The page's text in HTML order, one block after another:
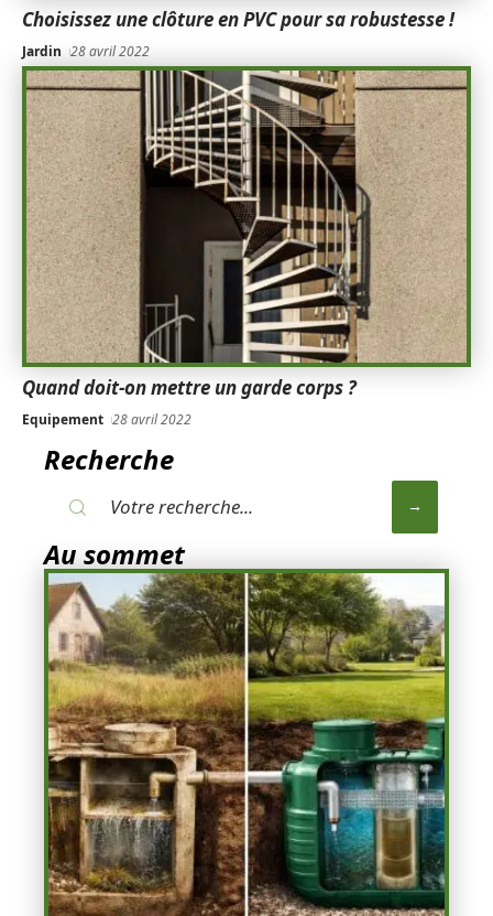
Choisissez une clôture en PVC pour sa robustesse !
Jardin 28 avril 2022
Quand doit-on mettre un garde corps ?
Equipement 28 avril 2022
Recherche
Au sommet